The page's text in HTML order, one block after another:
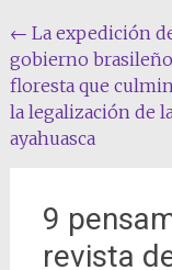
Navegación
de
la
entrada
← La expedición
gobierno
floresta que
la legalización de
ayahuasca
9
revista